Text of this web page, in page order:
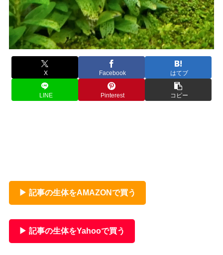
X Facebook はてブ
LINE Pinterest コピー
▶ 記事の生体をAMAZONで買う
▶ 記事の生体をYahooで買う